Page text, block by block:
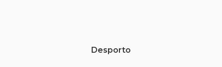
Desporto